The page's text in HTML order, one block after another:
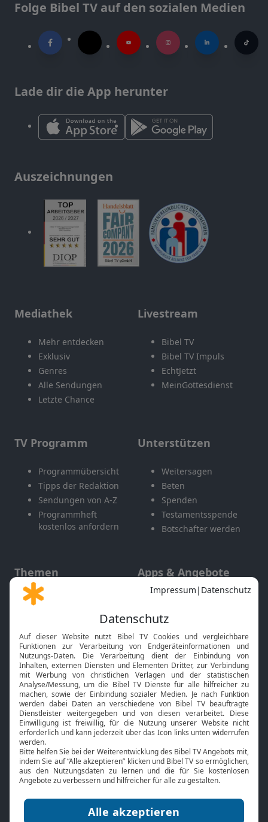
Folge Bibel TV auf den sozialen Medien
Lade dir die App herunter
Auszeichnungen
Mediathek
Mehr entdecken
Exklusiv
Genres
Alle Sendungen
Letzte Chance
Livestream
Bibel TV
Bibel TV Impuls
EchtJetzt
MeinGottesdienst
TV Programm
Programmübersicht
Tipps der Redaktion
Sendungen von A-Z
Programmheft
kostenlos anfordern
Unterstützen
Weitersagen
Beten
Spenden
Testamentsspende
Botschafter werden
Themen
Gott und Bibel erklärt
Neuigkeiten
Apps & Angebote
Mobile App
Smart TV
HbbTV
Bibelthek Online-Bibel
Nächster Gottesdienst
Bibel TV
Über uns
Jobs
Mediadaten
Service
Kontakt
TV-Empfang